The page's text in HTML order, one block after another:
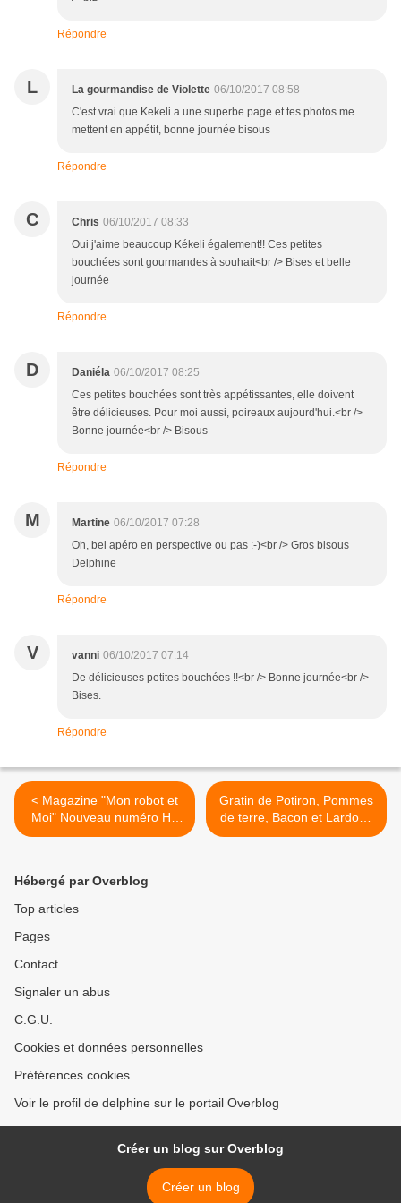
Répondre
L La gourmandise de Violette 06/10/2017 08:58
C'est vrai que Kekeli a une superbe page et tes photos me
mettent en appétit, bonne journée bisous
Répondre
C Chris 06/10/2017 08:33
Oui j'aime beaucoup Kékeli également!! Ces petites
bouchées sont gourmandes à souhait<br /> Bises et belle
journée
Répondre
D Daniéla 06/10/2017 08:25
Ces petites bouchées sont très appétissantes, elle doivent
être délicieuses. Pour moi aussi, poireaux aujourd'hui.<br />
Bonne journée<br /> Bisous
Répondre
M Martine 06/10/2017 07:28
Oh, bel apéro en perspective ou pas :-)<br /> Gros bisous
Delphine
Répondre
V vanni 06/10/2017 07:14
De délicieuses petites bouchées !!<br /> Bonne journée<br />
Bises.
Répondre
< Magazine "Mon robot et
Moi" Nouveau numéro HS
100% chocolat
Gratin de Potiron, Pommes
de terre, Bacon et Lardons
>
Hébergé par Overblog
Top articles
Pages
Contact
Signaler un abus
C.G.U.
Cookies et données personnelles
Préférences cookies
Voir le profil de delphine sur le portail Overblog
Créer un blog sur Overblog
Créer un blog